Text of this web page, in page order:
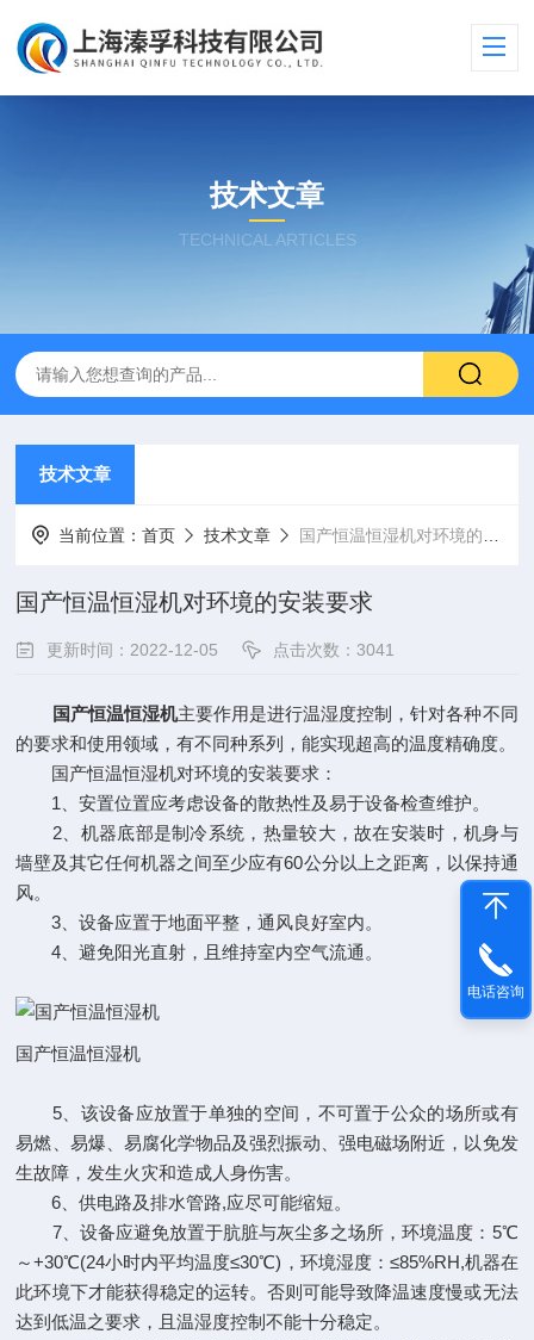
技术文章
TECHNICAL ARTICLES
技术文章
当前位置：首页 技术文章 国产恒温恒湿机对环境的安装要求
国产恒温恒湿机对环境的安装要求
更新时间：2022-12-05 点击次数：3041
国产恒温恒湿机主要作用是进行温湿度控制，针对各种不同
的要求和使用领域，有不同种系列，能实现超高的温度精确度。
国产恒温恒湿机对环境的安装要求：
1、安置位置应考虑设备的散热性及易于设备检查维护。
2、机器底部是制冷系统，热量较大，故在安装时，机身与
墙壁及其它任何机器之间至少应有60公分以上之距离，以保持通
风。
3、设备应置于地面平整，通风良好室内。
4、避免阳光直射，且维持室内空气流通。
国产恒温恒湿机
5、该设备应放置于单独的空间，不可置于公众的场所或有
易燃、易爆、易腐化学物品及强烈振动、强电磁场附近，以免发
生故障，发生火灾和造成人身伤害。
6、供电路及排水管路,应尽可能缩短。
7、设备应避免放置于肮脏与灰尘多之场所，环境温度：5℃
～+30℃(24小时内平均温度≤30℃)，环境湿度：≤85%RH,机器在
此环境下才能获得稳定的运转。否则可能导致降温速度慢或无法
达到低温之要求，且温湿度控制不能十分稳定。
电话咨询